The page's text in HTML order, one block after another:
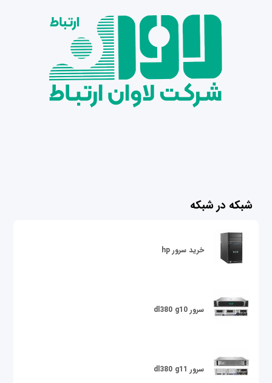
شبکه در شبکه
خرید سرور hp
سرور dl380 g10
سرور dl380 g11